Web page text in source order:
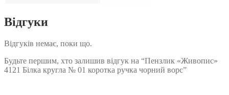
Відгуки
Відгуків немає, поки що.
Будьте першим, хто залишив відгук на “Пензлик «Живопис»
4121 Білка кругла № 01 коротка ручка чорний ворс”